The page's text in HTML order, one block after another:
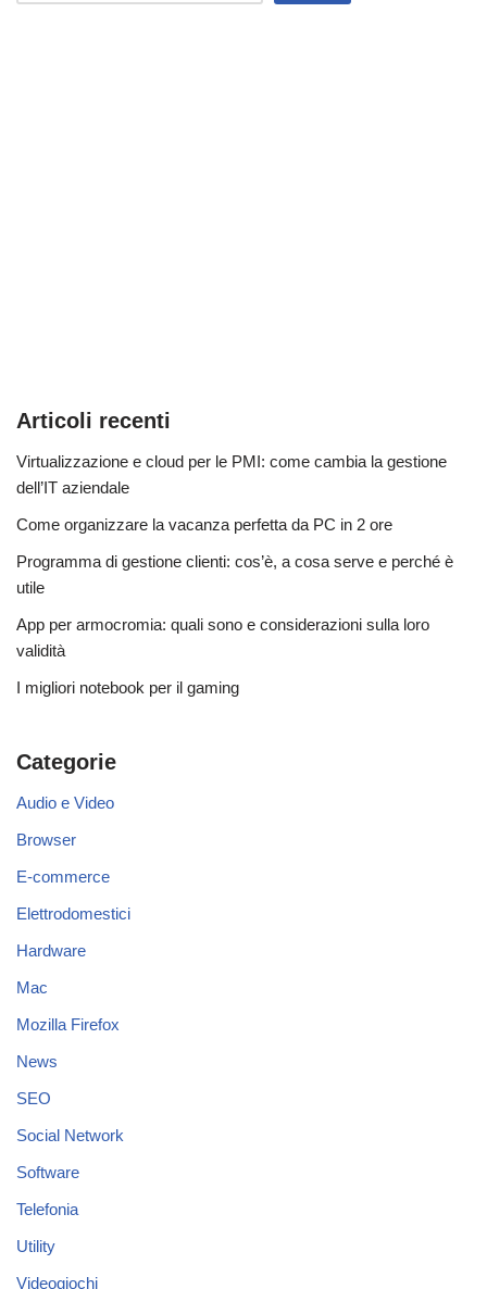
Articoli recenti
Virtualizzazione e cloud per le PMI: come cambia la gestione
dell’IT aziendale
Come organizzare la vacanza perfetta da PC in 2 ore
Programma di gestione clienti: cos’è, a cosa serve e perché è
utile
App per armocromia: quali sono e considerazioni sulla loro
validità
I migliori notebook per il gaming
Categorie
Audio e Video
Browser
E-commerce
Elettrodomestici
Hardware
Mac
Mozilla Firefox
News
SEO
Social Network
Software
Telefonia
Utility
Videogiochi